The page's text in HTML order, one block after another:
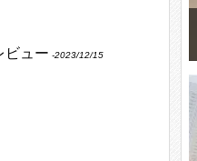
ビュー ‐2023/12/15